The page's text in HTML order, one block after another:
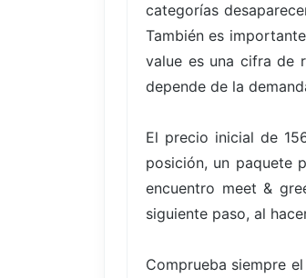
categorías
También es
value es una cifra de
depende de la
El precio inicial de
posición, un paquete
encuentro meet &
siguiente paso, al
Comprueba siempre